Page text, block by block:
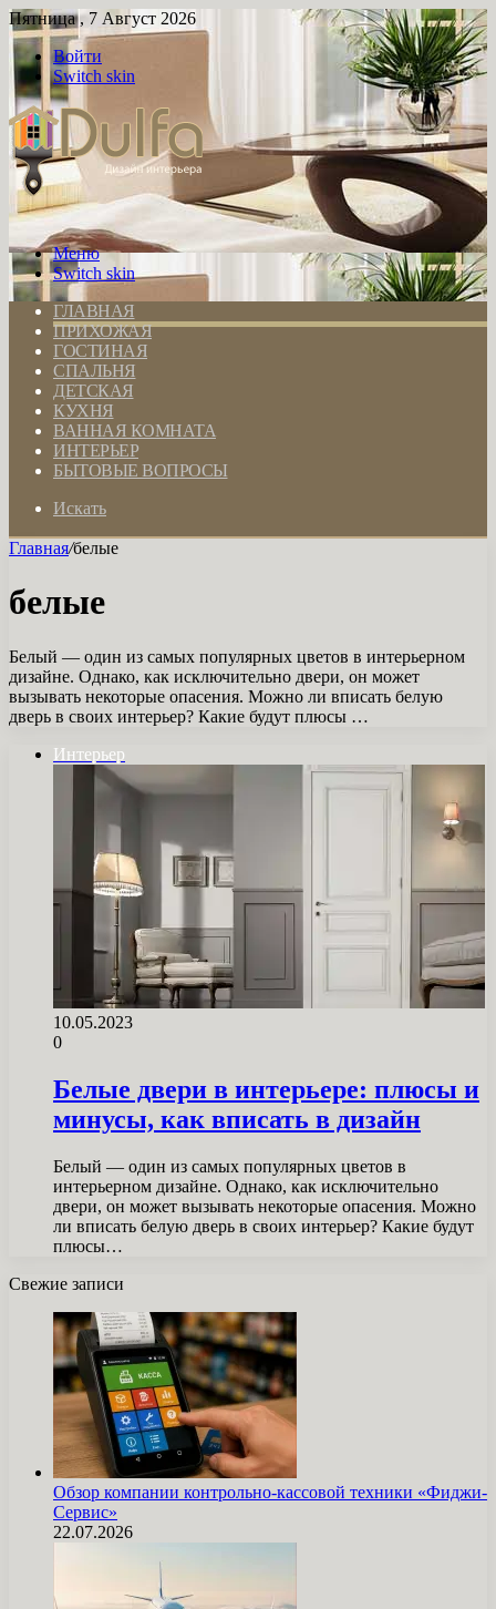
Пятница , 7 Август 2026
Войти
Switch skin
Меню
Switch skin
ГЛАВНАЯ
ПРИХОЖАЯ
ГОСТИНАЯ
СПАЛЬНЯ
ДЕТСКАЯ
КУХНЯ
ВАННАЯ КОМНАТА
ИНТЕРЬЕР
БЫТОВЫЕ ВОПРОСЫ
Искать
Главная/белые
белые
Белый — один из самых популярных цветов в интерьерном
дизайне. Однако, как исключительно двери, он может
вызывать некоторые опасения. Можно ли вписать белую
дверь в своих интерьер? Какие будут плюсы …
Интерьер
10.05.2023
0
Белые двери в интерьере: плюсы и
минусы, как вписать в дизайн
Белый — один из самых популярных цветов в
интерьерном дизайне. Однако, как исключительно
двери, он может вызывать некоторые опасения. Можно
ли вписать белую дверь в своих интерьер? Какие будут
плюсы…
Свежие записи
Обзор компании контрольно-кассовой техники «Фиджи-
Сервис»
22.07.2026